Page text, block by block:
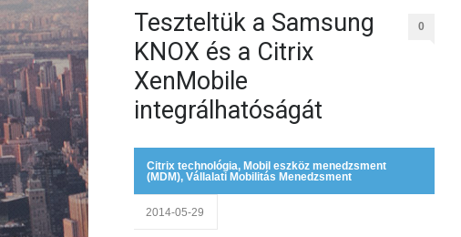
Teszteltük a Samsung
KNOX és a Citrix
XenMobile
integrálhatóságát
0
Citrix technológia, Mobil eszköz menedzsment
(MDM), Vállalati Mobilitás Menedzsment
2014-05-29